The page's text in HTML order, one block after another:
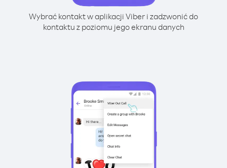
Wybrać kontakt w aplikacji Viber i zadzwonić do
kontaktu z poziomu jego ekranu danych